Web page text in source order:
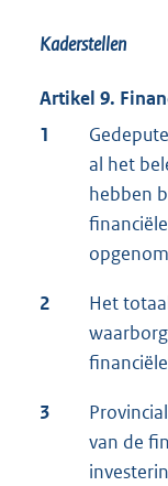
Kaderstellen
Artikel 9.
1
al het
hebben
2
Het
3
van de